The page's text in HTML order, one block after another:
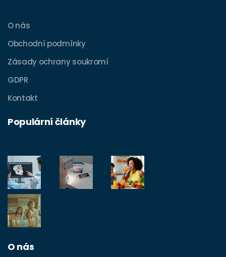
O nás
Obchodní podmínky
Zásady ochrany soukromí
GDPR
Kontakt
Populární články
O nás